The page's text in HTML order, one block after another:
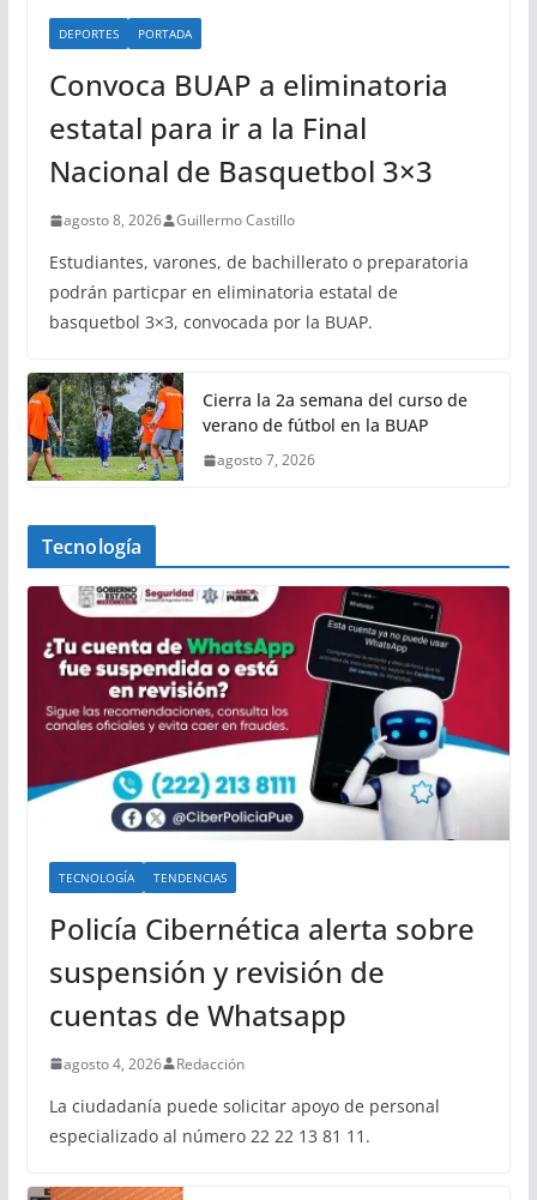
DEPORTES PORTADA
Convoca BUAP a eliminatoria
estatal para ir a la Final
Nacional de Basquetbol 3×3
agosto 8, 2026 Guillermo Castillo
Estudiantes, varones, de bachillerato o preparatoria
podrán particpar en eliminatoria estatal de
basquetbol 3×3, convocada por la BUAP.
Cierra la 2a semana del curso de
verano de fútbol en la BUAP
agosto 7, 2026
Tecnología
TECNOLOGÍA TENDENCIAS
Policía Cibernética alerta sobre
suspensión y revisión de
cuentas de Whatsapp
agosto 4, 2026 Redacción
La ciudadanía puede solicitar apoyo de personal
especializado al número 22 22 13 81 11.